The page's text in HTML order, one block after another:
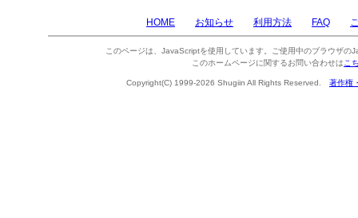
HOME お知らせ 利用方法 FAQ
このページは、JavaScriptを使用しています。ご使用中のブラウザの
このホームページに関するお問い合わせは こ
Copyright(C) 1999-2026 Shugiin All Rights Reserved. 著作権